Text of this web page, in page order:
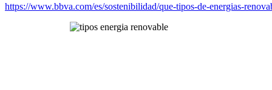
https://www.bbva.com/es/sostenibilidad/que-tipos-de-energias-